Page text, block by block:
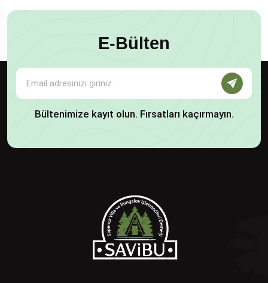
E-Bülten
Bültenimize kayıt olun. Fırsatları kaçırmayın.